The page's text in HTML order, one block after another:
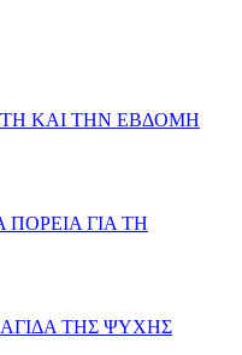
ΚΑΙ ΤΗΝ ΕΒΔΟΜΗ
ΓΙΑ ΤΗ
ΤΗΣ ΨΥΧΗΣ